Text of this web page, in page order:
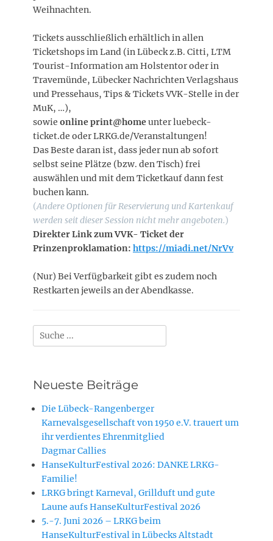
Weihnachten.
Tickets ausschließlich erhältlich in allen
Ticketshops im Land (in Lübeck z.B. Citti, LTM
Tourist-Information am Holstentor oder in
Travemünde, Lübecker Nachrichten Verlagshaus
und Pressehaus, Tips & Tickets VVK-Stelle in der
MuK, …),
sowie online print@homeunter luebeck-
ticket.de oder LRKG.de/Veranstaltungen!
Das Beste daran ist, dass jeder nun ab sofort
selbst seine Plätze (bzw. den Tisch) frei
auswählen und mit dem Ticketkauf dann fest
buchen kann.
(Andere Optionen für Reservierung und Kartenkauf
werden seit dieser Session nicht mehr angeboten.)
Direkter Link zum VVK- Ticket der
Prinzenproklamation: https://miadi.net/NrVv
(Nur) Bei Verfügbarkeit gibt es zudem noch
Restkarten jeweils an der Abendkasse.
Suchen
nach:
Neueste Beiträge
Die Lübeck-Rangenberger
Karnevalsgesellschaft von 1950 e.V. trauert um
ihr verdientes Ehrenmitglied
Dagmar Callies
HanseKulturFestival 2026: DANKE LRKG-
Familie!
LRKG bringt Karneval, Grillduft und gute
Laune aufs HanseKulturFestival 2026
5.-7. Juni 2026 – LRKG beim
HanseKulturFestival in Lübecks Altstadt